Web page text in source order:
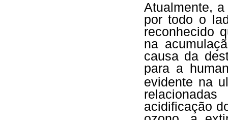
Atualmente,
por todo o
reconhecido
na
causa da
para a
evidente na
acidificação